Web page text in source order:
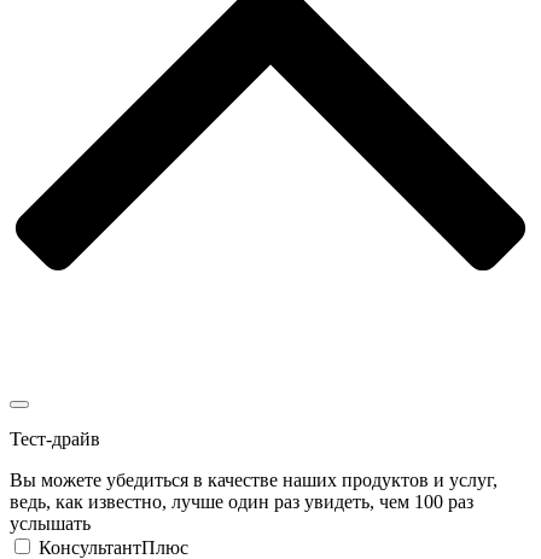
Тест-драйв
Вы можете убедиться в качестве наших продуктов и услуг,
ведь, как известно, лучше один раз увидеть, чем 100 раз
услышать
КонсультантПлюс